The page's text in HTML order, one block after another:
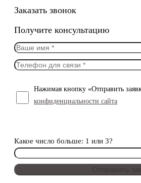
Заказать звонок
Получите консультацию
Нажимая кнопку «Отправить
конфиденциальности сайта
Какое число больше: 1 или 3?